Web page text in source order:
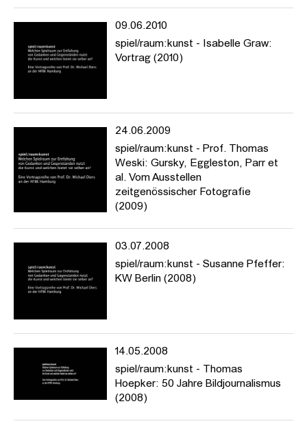
09.06.2010
spiel/raum:kunst - Isabelle Graw:
Vortrag (2010)
24.06.2009
spiel/raum:kunst - Prof. Thomas
Weski: Gursky, Eggleston, Parr et
al. Vom Ausstellen
zeitgenössischer Fotografie
(2009)
03.07.2008
spiel/raum:kunst - Susanne Pfeffer:
KW Berlin (2008)
14.05.2008
spiel/raum:kunst - Thomas
Hoepker: 50 Jahre Bildjournalismus
(2008)